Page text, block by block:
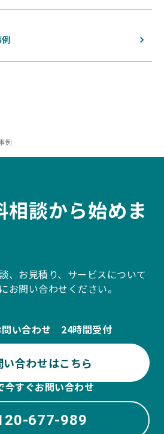
例
相談から始めま
、お見積り、サービスについて
お問い合わせください。
い合わせ 24時間受付
い合わせはこちら
今すぐお問い合わせ
677-989